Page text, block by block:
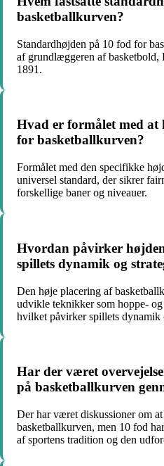
basketballkurven?
Standardhøjden på 10 fod for
af grundlæggeren af basketbold,
1891.
Hvad er formålet med at
for basketballkurven?
Formålet med den specifikke
universel standard, der sikrer
forskellige baner og niveauer.
Hvordan påvirker
spillets dynamik og
Den høje placering af
udvikle teknikker som hoppe-
hvilket påvirker spillets dynamik
Har der været
på basketballkurven
Der har været diskussioner om
basketballkurven, men 10 fod
af sportens tradition og den